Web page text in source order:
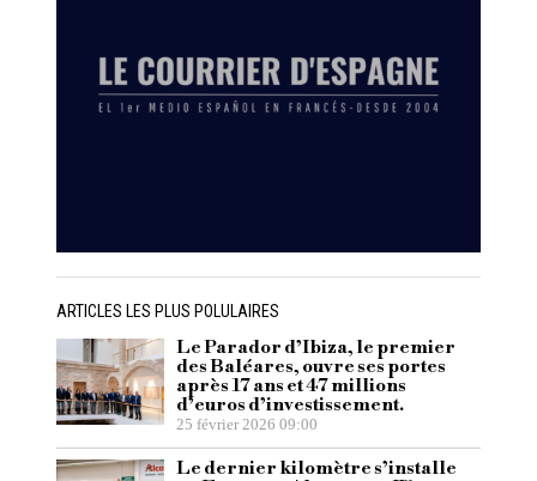
ARTICLES LES PLUS POLULAIRES
Le Parador d’Ibiza, le premier
des Baléares, ouvre ses portes
après 17 ans et 47 millions
d’euros d’investissement.
25 février 2026 09:00
Le dernier kilomètre s’installe